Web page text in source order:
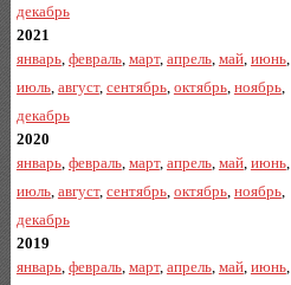
декабрь
2021
январь, февраль, март, апрель, май, июнь,
июль, август, сентябрь, октябрь, ноябрь,
декабрь
2020
январь, февраль, март, апрель, май, июнь,
июль, август, сентябрь, октябрь, ноябрь,
декабрь
2019
январь, февраль, март, апрель, май, июнь,